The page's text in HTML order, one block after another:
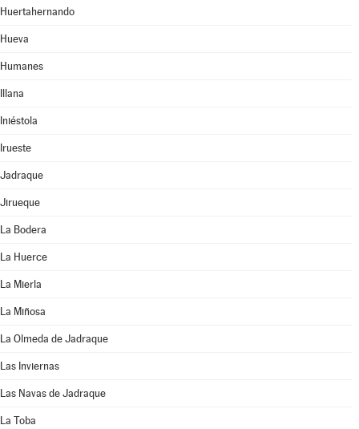
Huertahernando
Hueva
Humanes
Illana
Iniéstola
Irueste
Jadraque
Jirueque
La Bodera
La Huerce
La Mierla
La Miñosa
La Olmeda de Jadraque
Las Inviernas
Las Navas de Jadraque
La Toba